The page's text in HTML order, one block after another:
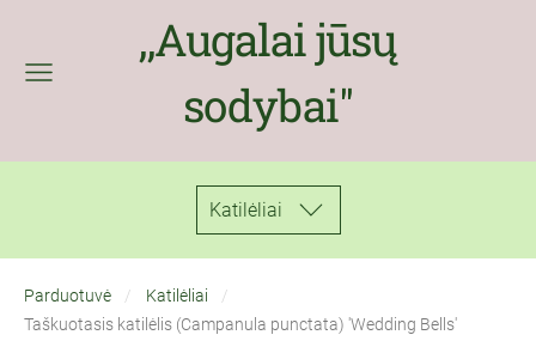
,,Augalai jūsų
sodybai''
Katilėliai
Parduotuvė
Katilėliai
Taškuotasis katilėlis (Campanula punctata) 'Wedding Bells'